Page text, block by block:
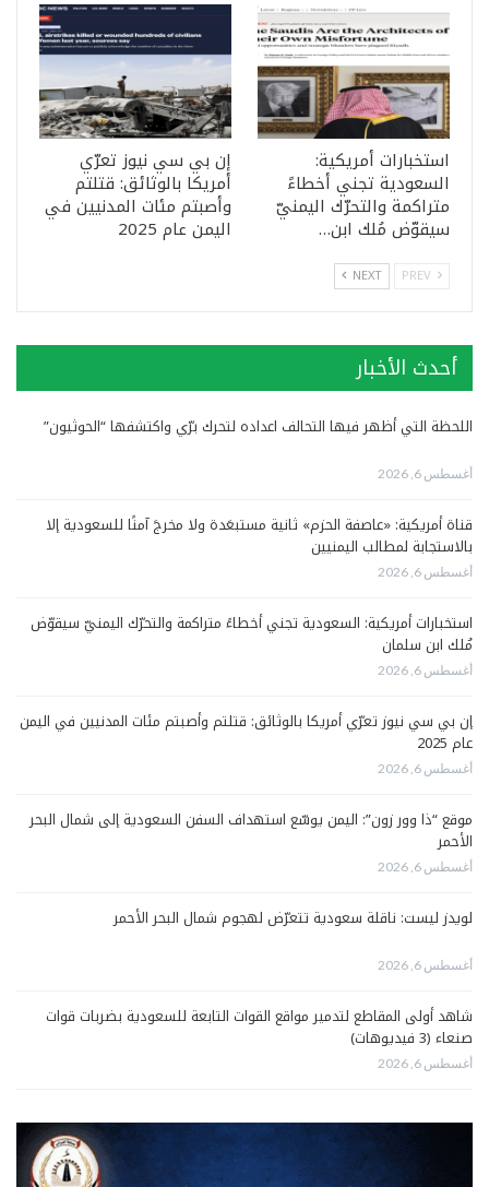
استخبارات أمريكية:
السعودية تجني أخطاءً
متراكمة والتحرّك اليمنيّ
سيقوّض مُلك ابن…
إن بي سي نيوز تعرّي
أمريكا بالوثائق: قتلتم
وأصبتم مئات المدنيين في
اليمن عام 2025
NEXT
أحدث الأخبار
اللحظة التي أظهر فيها التحالف اعداده لتحرك برّي واكتشفها “الحوثيون”
أغسطس 6, 2026
قناة أمريكية: «عاصفة الحزم» ثانية مستبعَدة ولا مخرجَ آمنًا للسعودية إلا
بالاستجابة لمطالب اليمنيين
أغسطس 6, 2026
استخبارات أمريكية: السعودية تجني أخطاءً متراكمة والتحرّك اليمنيّ سيقوّض
مُلك ابن سلمان
أغسطس 6, 2026
إن بي سي نيوز تعرّي أمريكا بالوثائق: قتلتم وأصبتم مئات المدنيين في اليمن
عام 2025
أغسطس 6, 2026
موقع “ذا وور زون”: اليمن يوسّع استهداف السفن السعودية إلى شمال البحر
الأحمر
أغسطس 6, 2026
لويدز ليست: ناقلة سعودية تتعرّض لهجوم شمال البحر الأحمر
أغسطس 6, 2026
شاهد أولى المقاطع لتدمير مواقع القوات التابعة للسعودية بضربات قوات
صنعاء (3 فيديوهات)
أغسطس 6, 2026